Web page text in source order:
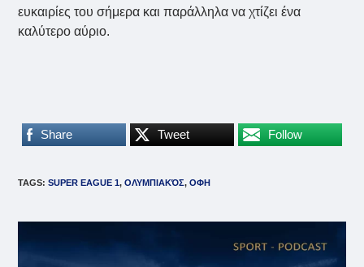
ευκαιρίες του σήμερα και παράλληλα να χτίζει ένα
καλύτερο αύριο.
Share Tweet Follow
TAGS:SUPER EAGUE 1, ΟΛΥΜΠΙΑΚΌΣ, ΟΦΗ